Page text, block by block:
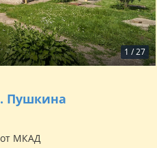
1 /27
Пушкина
МКАД